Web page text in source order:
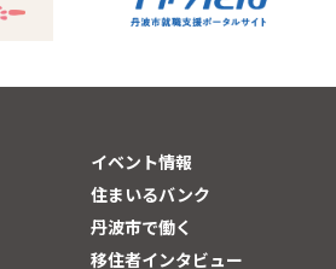
イベント情報
住まいるバンク
丹波市で働く
移住者インタビュー